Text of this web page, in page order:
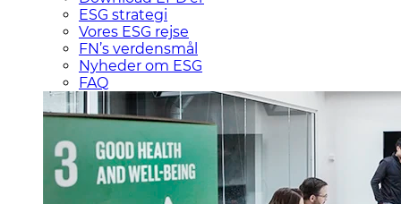
ESG strategi
Vores ESG rejse
FN’s verdensmål
Nyheder om ESG
FAQ